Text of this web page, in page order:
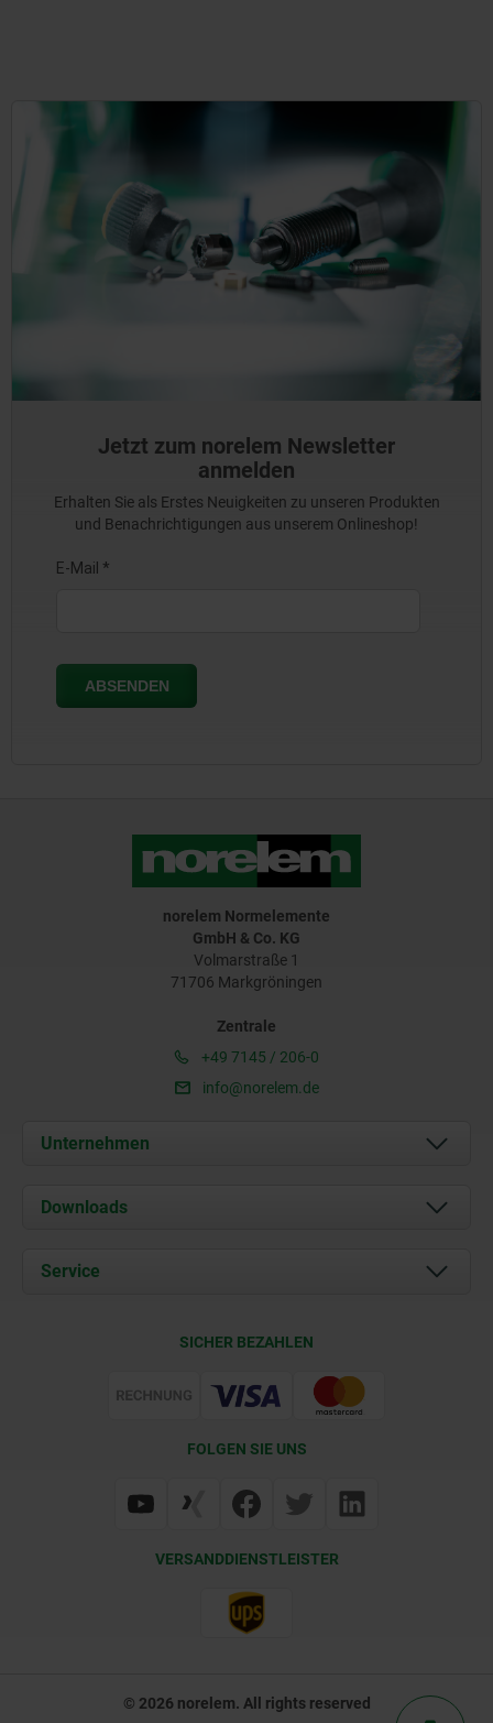
Jetzt zum norelem Newsletter
anmelden
Erhalten Sie als Erstes Neuigkeiten zu unseren Produkten
und Benachrichtigungen aus unserem Onlineshop!
norelem Normelemente
GmbH & Co. KG
Volmarstraße 1
71706 Markgröningen
Zentrale
+49 7145 / 206-0
info@norelem.de
Unternehmen
Über uns
Karriere
Downloads
Dokumente
Service
Web Support
SICHER BEZAHLEN
FOLGEN SIE UNS
VERSANDDIENSTLEISTER
© 2026 norelem. All rights reserved